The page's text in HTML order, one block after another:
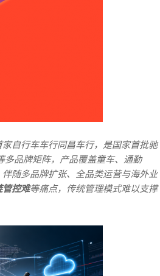
自行车车行同昌车行，是国家首批驰
多品牌矩阵，产品覆盖童车、通勤
随多品牌扩张、全品类运营与海外业
控难等痛点，传统管理模式难以支撑